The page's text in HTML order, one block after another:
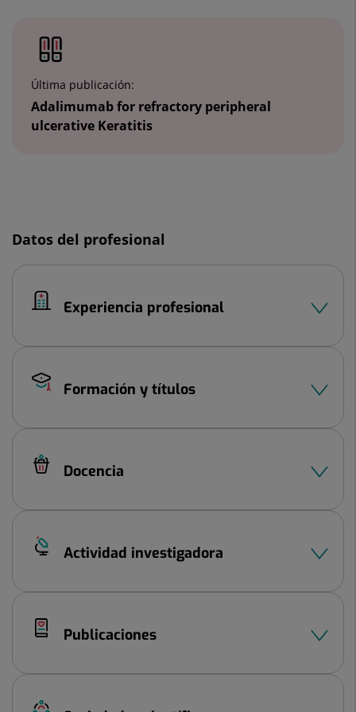
Última publicación:
Adalimumab for refractory peripheral
ulcerative Keratitis
de
Datos del profesional
Experiencia profesional
Formación y títulos
Docencia
Actividad investigadora
Publicaciones